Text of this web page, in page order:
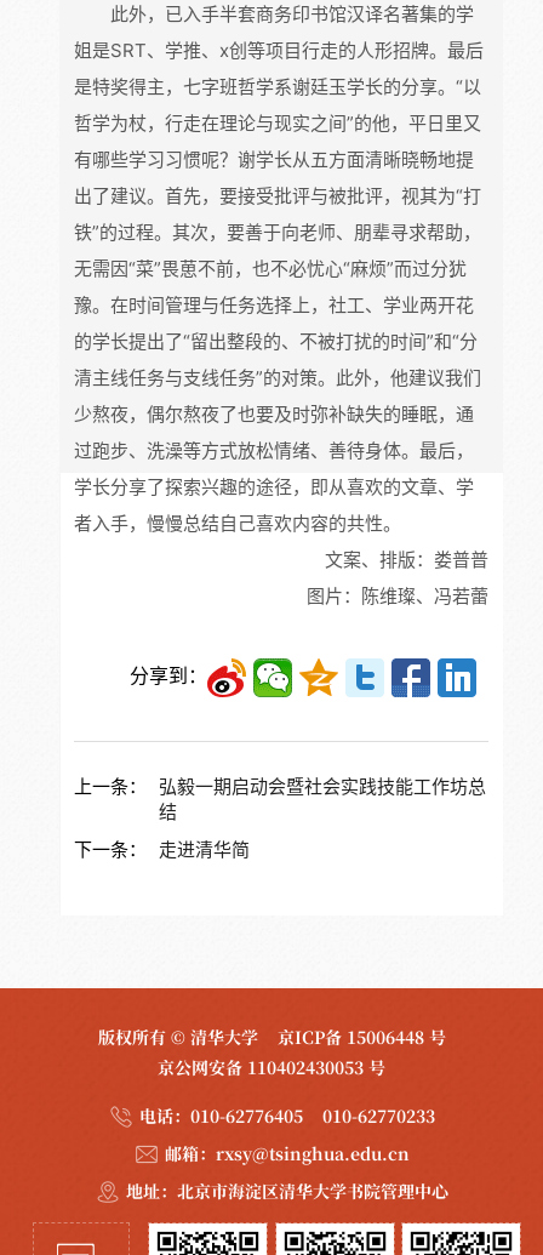
此外，已入手半套商务印书馆汉译名著集的学
姐是SRT、学推、x创等项目行走的人形招牌。最后
是特奖得主，七字班哲学系谢廷玉学长的分享。“以
哲学为杖，行走在理论与现实之间”的他，平日里又
有哪些学习习惯呢？谢学长从五方面清晰晓畅地提
出了建议。首先，要接受批评与被批评，视其为“打
铁”的过程。其次，要善于向老师、朋辈寻求帮助，
无需因“菜”畏葸不前，也不必忧心“麻烦”而过分犹
豫。在时间管理与任务选择上，社工、学业两开花
的学长提出了“留出整段的、不被打扰的时间”和“分
清主线任务与支线任务”的对策。此外，他建议我们
少熬夜，偶尔熬夜了也要及时弥补缺失的睡眠，通
过跑步、洗澡等方式放松情绪、善待身体。最后，
学长分享了探索兴趣的途径，即从喜欢的文章、学
者入手，慢慢总结自己喜欢内容的共性。
文案、排版：娄普普
图片：陈维璨、冯若蕾
分享到：
上一条：
弘毅一期启动会暨社会实践技能工作坊总
结
下一条：
走进清华简
版权所有 © 清华大学
京ICP备 15006448 号
京公网安备 110402430053 号
电话： 010-62776405 010-62770233
邮箱： rxsy@tsinghua.edu.cn
地址： 北京市海淀区清华大学书院管理中心